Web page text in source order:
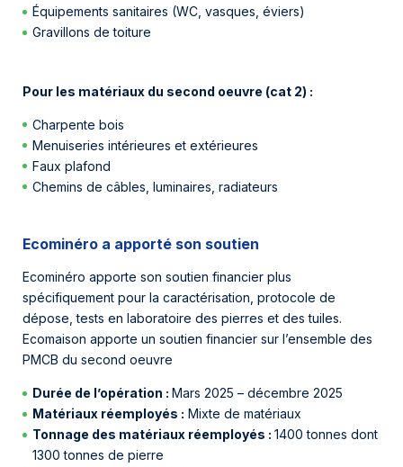
Équipements sanitaires (WC, vasques, éviers)
Gravillons de toiture
Pour les matériaux du second oeuvre (cat 2) :
Charpente bois
Menuiseries intérieures et extérieures
Faux plafond
Chemins de câbles, luminaires, radiateurs
Ecominéro a apporté son soutien
Ecominéro apporte son soutien financier plus
spécifiquement pour la caractérisation, protocole de
dépose, tests en laboratoire des pierres et des tuiles.
Ecomaison apporte un soutien financier sur l’ensemble des
PMCB du second oeuvre
Durée de l’opération :Mars 2025 – décembre 2025
Matériaux réemployés : Mixte de matériaux
Tonnage des matériaux réemployés :1400 tonnes dont
1300 tonnes de pierre